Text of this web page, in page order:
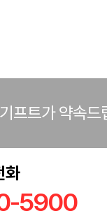
프트가 약속드
화
5900